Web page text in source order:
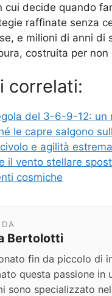
cui decide quando
raffinate senza
e milioni di anni di
costruita per
correlati:
del 3-6-9-12: un
le capre salgono
e agilità estrema
il vento stellare
cosmiche
DA
Bertolotti
fin da piccolo di
questa passione in
sono specializzato